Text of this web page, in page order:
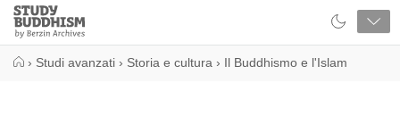
Close
Study
Buddhism
› Studi avanzati › Storia e cultura › Il Buddhismo e l'Islam